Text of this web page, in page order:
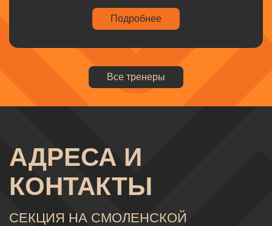
Подробнее
Все тренеры
АДРЕСА И
КОНТАКТЫ
СЕКЦИЯ НА СМОЛЕНСКОЙ